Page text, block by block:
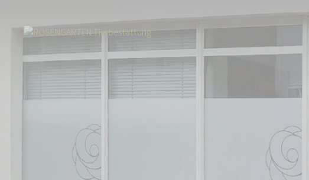
Aktuelles Neuer Standort für Tierhaltende aus Ulm und Umgebung